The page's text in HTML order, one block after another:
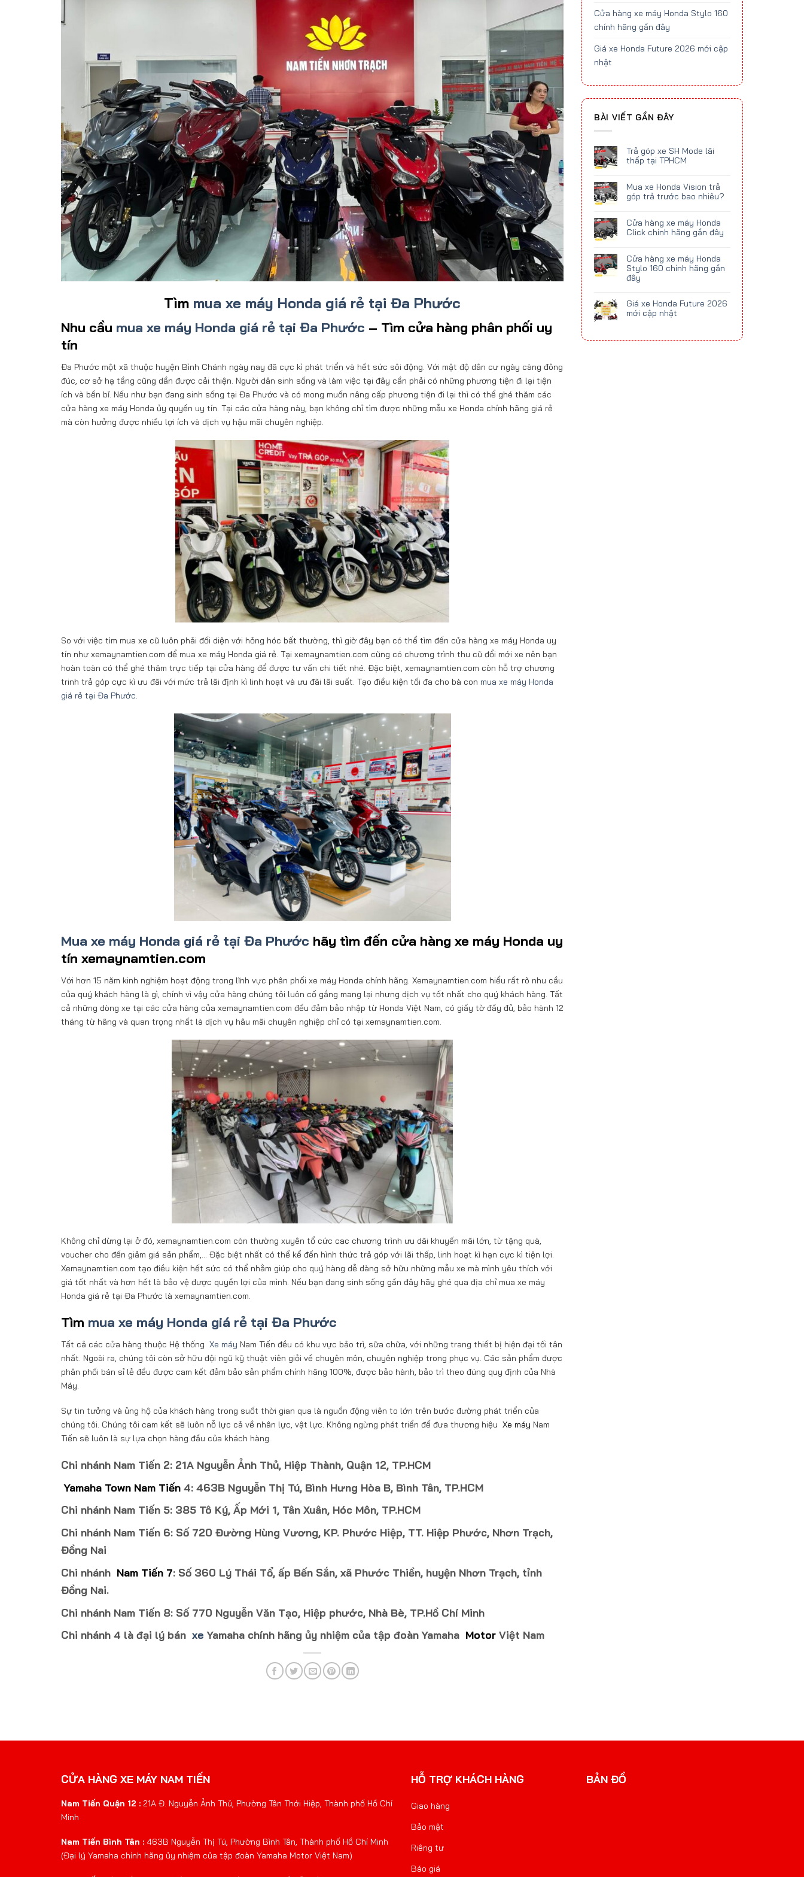
Tìm mua xe máy Honda giá rẻ tại Đa Phước
Nhu cầu mua xe máy Honda giá rẻ tại Đa Phước – Tìm cửa hàng phân phối uy
tín
Đa Phước một xã thuộc huyện Bình Chánh ngày nay đã cực kì phát triển và hết sức sôi động. Với mật độ dân cư ngày càng đông
đúc, cơ sở hạ tầng cũng dần được cải thiện. Người dân sinh sống và làm việc tại đây cần phải có những phương tiện đi lại tiện
ích và bền bỉ. Nếu như bạn đang sinh sống tại Đa Phước và có mong muốn nâng cấp phương tiện đi lại thì có thể ghé thăm các
cửa hàng xe máy Honda ủy quyền uy tín. Tại các cửa hàng này, bạn không chỉ tìm được những mẫu xe Honda chính hãng giá rẻ
mà còn hưởng được nhiều lợi ích và dịch vụ hậu mãi chuyên nghiệp.
So với việc tìm mua xe cũ luôn phải đối diện với hỏng hóc bất thường, thì giờ đây bạn có thể tìm đến cửa hàng xe máy Honda uy
tín như xemaynamtien.com để mua xe máy Honda giá rẻ. Tại xemaynamtien.com cũng có chương trình thu cũ đổi mới xe nên bạn
hoàn toàn có thể ghé thăm trực tiếp tại cửa hàng để được tư vấn chi tiết nhé. Đặc biệt, xemaynamtien.com còn hỗ trợ chương
trinh trả góp cực kì ưu đãi với mức trả lãi định kì linh hoạt và ưu đãi lãi suất. Tạo điều kiện tối đa cho bà con mua xe máy Honda
giá rẻ tại Đa Phước
Mua xe máy Honda giá rẻ tại Đa Phước hãy tìm đến cửa hàng xe máy Honda uy
tín xemaynamtien.com
Với hơn 15 năm kinh nghiệm hoạt động trong lĩnh vực phân phối xe máy Honda chính hãng. Xemaynamtien.com hiểu rất rõ nhu cầu
của quý khách hàng là gì, chính vì vậy cửa hàng chúng tôi luôn cố gắng mang lại nhưng dịch vụ tốt nhất cho quý khách hàng. Tất
cả những dòng xe tại các cửa hàng của xemaynamtien.com đều đảm bảo nhập từ Honda Việt Nam, có giấy tờ đầy đủ, bảo hành 12
tháng từ hãng và quan trọng nhất là dịch vụ hâu mãi chuyên nghiệp chỉ có tại xemaynamtien.com.
Không chỉ dừng lại ở đó, xemaynamtien.com còn thường xuyên tổ cức cac chương trình ưu dãi khuyến mãi lớn, từ tặng quà,
voucher cho đến giảm giá sản phẩm,… Đặc biệt nhất có thể kể đến hình thức trả góp với lãi thấp, linh hoạt kì hạn cực kì tiện lợi.
Xemaynamtien.com tạo điều kiện hết sức có thể nhằm giúp cho quý hàng dễ dàng sở hữu những mẫu xe mà mình yêu thích với
giá tốt nhất và hơn hết là bảo vệ được quyền lợi của mình. Nếu bạn đang sinh sống gần đây hãy ghé qua địa chỉ mua xe máy
Honda giá rẻ tại Đa Phước là xemaynamtien.com.
Tìm mua xe máy Honda giá rẻ tại Đa Phước
Tất cả các cửa hàng thuộc Hệ thống Xe máy Nam Tiến đều có khu vực bảo trì, sữa chữa, với những trang thiết bị hiện đại tối tân
nhất. Ngoài ra, chúng tôi còn sở hữu đội ngũ kỹ thuật viên giỏi về chuyên môn, chuyên nghiệp trong phục vụ. Các sản phẩm được
phân phối bán sỉ lẻ đều được cam kết đảm bảo sản phẩm chính hãng 100%, được bảo hành, bảo trì theo đúng quy định của Nhà
Máy.
Sự tin tưởng và ủng hộ của khách hàng trong suốt thời gian qua là nguồn động viên to lớn trên bước đường phát triển của
chúng tôi. Chúng tôi cam kết sẽ luôn nỗ lực cả về nhân lực, vật lực. Không ngừng phát triển để đưa thương hiệu Xe máy Nam
Tiến sẽ luôn là sự lựa chọn hàng đầu của khách hàng.
Chi nhánh Nam Tiến 2: 21A Nguyễn Ảnh Thủ, Hiệp Thành, Quận 12, TP.HCM
Yamaha Town Nam Tiến 4: 463B Nguyễn Thị Tú, Bình Hưng Hòa B, Bình Tân, TP.HCM
Chi nhánh Nam Tiến 5: 385 Tô Ký, Ấp Mới 1, Tân Xuân, Hóc Môn, TP.HCM
Chi nhánh Nam Tiến 6: Số 720 Đường Hùng Vương, KP. Phước Hiệp, TT. Hiệp Phước, Nhơn Trạch,
Đồng Nai
Chi nhánh Nam Tiến 7: Số 360 Lý Thái Tổ, ấp Bến Sắn, xã Phước Thiền, huyện Nhơn Trạch, tỉnh
Đồng Nai.
Chi nhánh Nam Tiến 8: Số 770 Nguyễn Văn Tạo, Hiệp phước, Nhà Bè, TP.Hồ Chí Minh
Chi nhánh 4 là đại lý bán xe Yamaha chính hãng ủy nhiệm của tập đoàn Yamaha Motor Việt Nam
Cửa hàng xe máy Honda Stylo 160
chính hãng gần đây
Giá xe Honda Future 2026 mới cập
nhật
BÀI VIẾT GẦN ĐÂY
Trả góp xe SH Mode lãi
thấp tại TPHCM
Mua xe Honda Vision trả
góp trả trước bao nhiêu?
Cửa hàng xe máy Honda
Click chính hãng gần đây
Cửa hàng xe máy Honda
Stylo 160 chính hãng gần
đây
Giá xe Honda Future 2026
mới cập nhật
CỬA HÀNG XE MÁY NAM TIẾN
Nam Tiến Quận 12 : 21A Đ. Nguyễn Ảnh Thủ, Phường Tân Thới Hiệp, Thành phố Hồ Chí
Minh
Nam Tiến Bình Tân : 463B Nguyễn Thị Tú, Phường Bình Tân, Thành phố Hồ Chí Minh
(Đại lý Yamaha chính hãng ủy nhiệm của tập đoàn Yamaha Motor Việt Nam)
HỖ TRỢ KHÁCH HÀNG
Giao hàng
Bảo mật
Riêng tư
Báo giá
BẢN ĐỒ